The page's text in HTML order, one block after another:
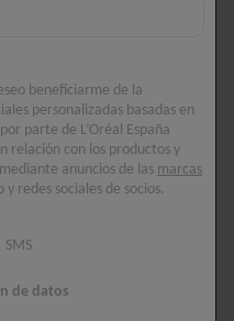
beneficiarme de la
personalizadas basadas en
parte de L’Oréal España
relación con los productos y
anuncios de las marcas
y redes sociales de socios.
SMS
de datos